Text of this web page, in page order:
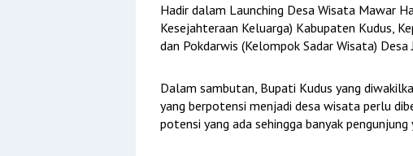
Hadir dalam Launching Desa Wisata Mawar
Kesejahteraan Keluarga) Kabupaten Kudus,
dan Pokdarwis (Kelompok Sadar Wisata) Desa
Dalam sambutan, Bupati Kudus yang
yang berpotensi menjadi desa wisata perlu
potensi yang ada sehingga banyak pengunjung